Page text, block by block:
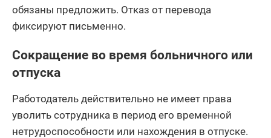
обязаны предложить. Отказ от перевода
фиксируют письменно.
Сокращение во время больничного или
отпуска
Работодатель действительно не имеет права
уволить сотрудника в период его временной
нетрудоспособности или нахождения в отпуске.